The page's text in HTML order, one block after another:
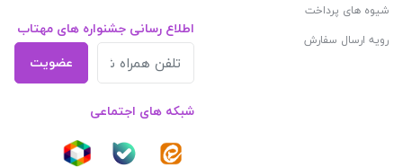
شیوه های پرداخت
رویه ارسال سفارش
اطلاع رسانی جشنواره های مهتاب
عضویت
شبکه های اجتماعی